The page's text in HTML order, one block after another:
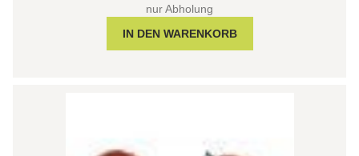
nur Abholung